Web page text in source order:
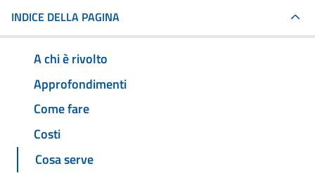
INDICE DELLA PAGINA
A chi è rivolto
Approfondimenti
Come fare
Costi
Cosa serve